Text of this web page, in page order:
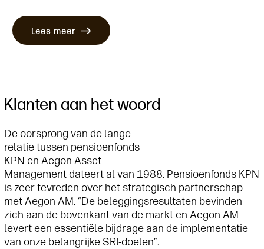
Lees meer
Klanten aan het woord
De oorsprong van de lange
relatie tussen pensioenfonds
KPN en Aegon Asset
Management dateert al van 1988. Pensioenfonds KPN
is zeer tevreden over het strategisch partnerschap
met Aegon AM. “De beleggingsresultaten bevinden
zich aan de bovenkant van de markt en Aegon AM
levert een essentiële bijdrage aan de implementatie
van onze belangrijke SRI-doelen”.